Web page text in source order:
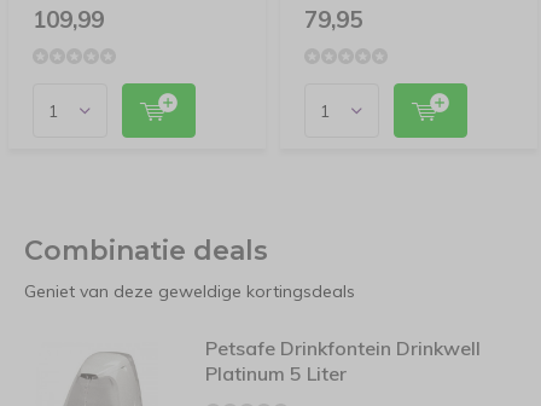
109,99 79,95
Combinatie deals
Geniet van deze geweldige kortingsdeals
Petsafe Drinkfontein Drinkwell
Platinum 5 Liter